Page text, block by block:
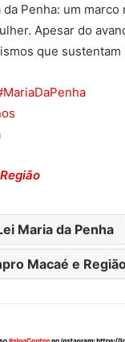
da Penha: um marco
Apesar do
que sustentam
Maria da Penha
Macaé e